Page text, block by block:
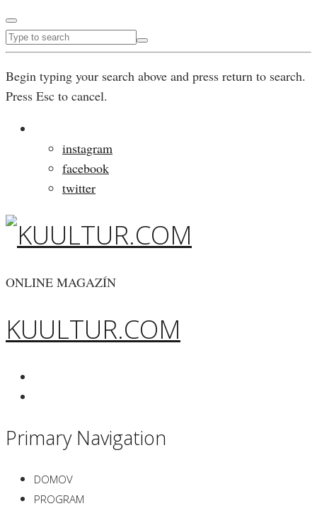
Begin typing your search above and press return to search.
Press Esc to cancel.
instagram
facebook
twitter
ONLINE MAGAZÍN
KUULTUR.COM
Primary Navigation
DOMOV
PROGRAM